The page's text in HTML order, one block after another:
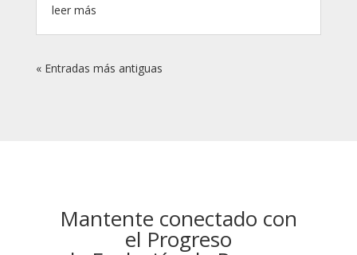
leer más
« Entradas más antiguas
Mantente conectado con
el Progreso